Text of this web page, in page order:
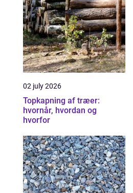
02 july 2026
Topkapning af træer:
hvornår, hvordan og
hvorfor